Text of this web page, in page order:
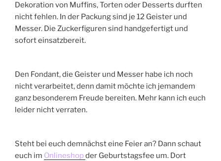
Dekoration von Muffins, Torten oder Desserts durften
nicht fehlen. In der Packung sind je 12 Geister und
Messer. Die Zuckerfiguren sind handgefertigt und
sofort einsatzbereit.
Den Fondant, die Geister und Messer habe ich noch
nicht verarbeitet, denn damit möchte ich jemandem
ganz besonderem Freude bereiten. Mehr kann ich euch
leider nicht verraten.
Steht bei euch demnächst eine Feier an? Dann schaut
euch im Onlineshop der Geburtstagsfee um. Dort